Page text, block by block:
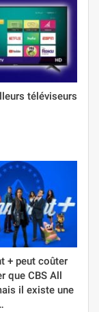
téléviseurs
+ peut coûter
que CBS All
il existe une